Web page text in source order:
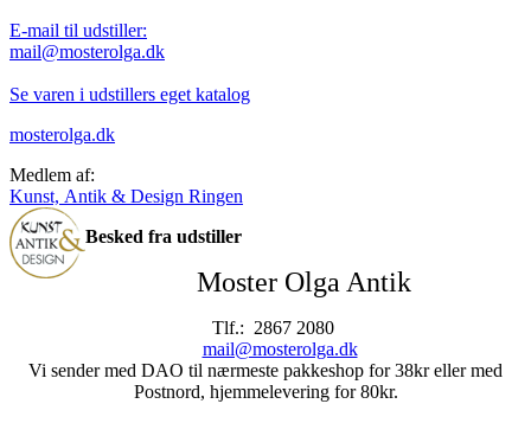
E-mail til udstiller:
mail@mosterolga.dk
Se varen i udstillers eget katalog
mosterolga.dk
Medlem af:
Kunst, Antik & Design Ringen
Besked fra udstiller
Moster Olga Antik
Tlf.: 2867 2080
mail@mosterolga.dk
Vi sender med DAO til nærmeste pakkeshop for 38kr eller med
Postnord, hjemmelevering for 80kr.